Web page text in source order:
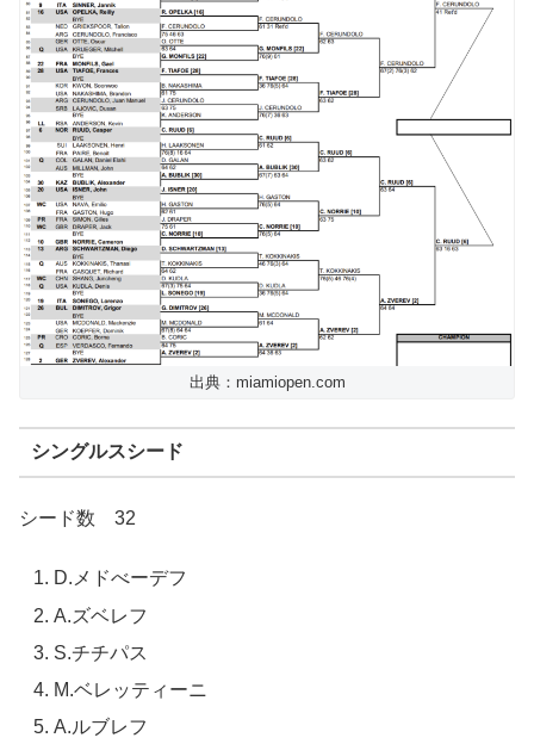
出典：miamiopen.com
シングルスシード
シード数 32
D.メドべーデフ
A.ズベレフ
S.チチパス
M.ベレッティーニ
A.ルブレフ